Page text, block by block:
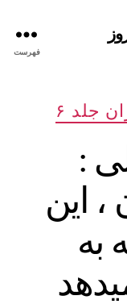
فهرست
جلد ۶
:
، این
به